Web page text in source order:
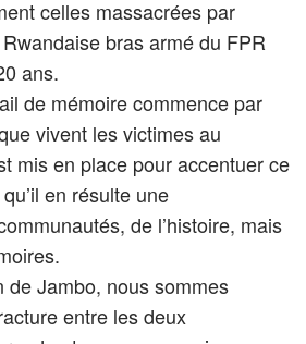
celles massacrées par
Rwandaise bras armé du FPR
ans.
de mémoire commence par
vivent les victimes au
mis en place pour accentuer ce
en résulte une
de l’histoire, mais
de Jambo, nous sommes
entre les deux